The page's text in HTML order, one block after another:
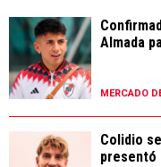
Almada
MERCADO
Colidio
presentó